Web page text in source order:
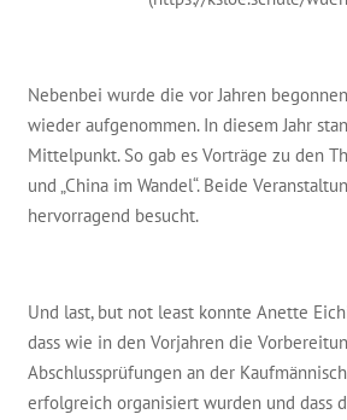
Nebenbei wurde die vor Jahren
wieder aufgenommen. In diesem Jahr
Mittelpunkt. So gab es Vorträge zu den
und „China im Wandel“. Beide
hervorragend besucht.
Und last, but not least konnte Anette
dass wie in den Vorjahren die
Abschlussprüfungen an der
erfolgreich organisiert wurden und dass